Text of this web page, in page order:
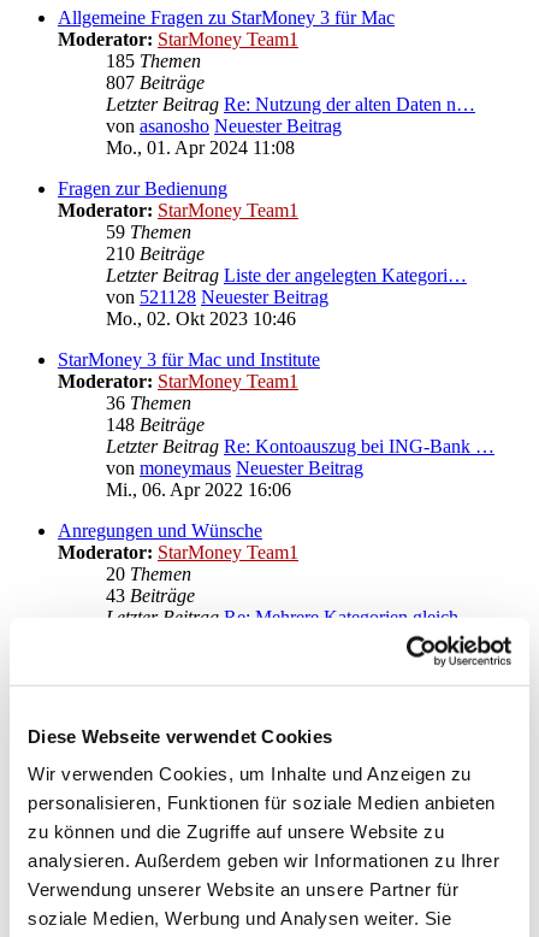
Diese Webseite verwendet Cookies
Wir verwenden Cookies, um Inhalte und Anzeigen zu
personalisieren, Funktionen für soziale Medien anbieten
zu können und die Zugriffe auf unsere Website zu
analysieren. Außerdem geben wir Informationen zu Ihrer
Verwendung unserer Website an unsere Partner für
soziale Medien, Werbung und Analysen weiter. Sie
Allgemeine Fragen zu StarMoney 3 für Mac
Moderator: StarMoney Team1
185 Themen
807 Beiträge
Letzter Beitrag Re: Nutzung der alten Daten n…
von asanosho Neuester Beitrag
Mo., 01. Apr 2024 11:08
Fragen zur Bedienung
Moderator: StarMoney Team1
59 Themen
210 Beiträge
Letzter Beitrag Liste der angelegten Kategori…
von 521128 Neuester Beitrag
Mo., 02. Okt 2023 10:46
StarMoney 3 für Mac und Institute
Moderator: StarMoney Team1
36 Themen
148 Beiträge
Letzter Beitrag Re: Kontoauszug bei ING-Bank …
von moneymaus Neuester Beitrag
Mi., 06. Apr 2022 16:06
Anregungen und Wünsche
Moderator: StarMoney Team1
20 Themen
43 Beiträge
Letzter Beitrag Re: Mehrere Kategorien gleich…
Star Finanz GmbH
↳ Ankündigungen der Star Finanz GmbH
↳ Inhalte OnlineUpdates (Produktaktualisierungen)
StarMoney Deluxe 15
↳ Allgemeine Fragen zu StarMoney Deluxe 15
↳ Installation von StarMoney Deluxe 15
↳ Bedienung von StarMoney Deluxe 15
↳ StarMoney Deluxe 15 und Institute
↳ Anregungen und Wünsche zu StarMoney Deluxe 15